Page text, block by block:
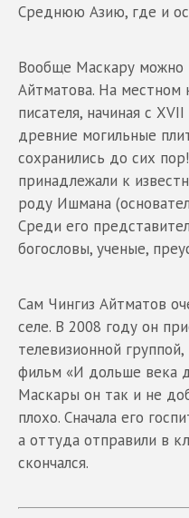
Среднюю Азию, где и
Вообще Маскару можно
Айтматова. На местном
писателя, начиная с
древние могильные
сохранились до сих
принадлежали к
роду Ишмана
Среди его
богословы, ученые,
Сам Чингиз Айтматов
селе. В 2008 году он
телевизионной
фильм «И дольше века
Маскары он так и не
плохо. Сначала его
а оттуда отправили в
скончался.